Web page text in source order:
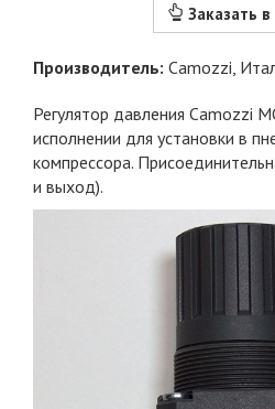
Заказать
Производитель: Camozzi,
Регулятор давления Camozzi
исполнении для установки в
компрессора.
и выход).